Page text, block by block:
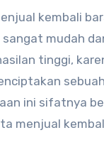
kembali
mudah
tinggi,
ini sifatnya
menjual